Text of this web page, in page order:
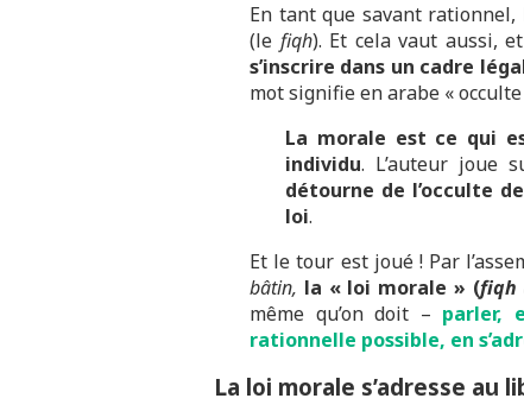
En tant que savant
(le fiqh). Et cela vaut aussi,
s’inscrire dans un cadre
mot signifie en arabe «
La morale est ce qui
individu. L’auteur joue
détourne de l’occulte
loi.
Et le tour est joué ! Par
bâtin, la « loi morale » (fiqh
même qu’on doit – parler,
rationnelle possible, en
La loi morale s’adresse